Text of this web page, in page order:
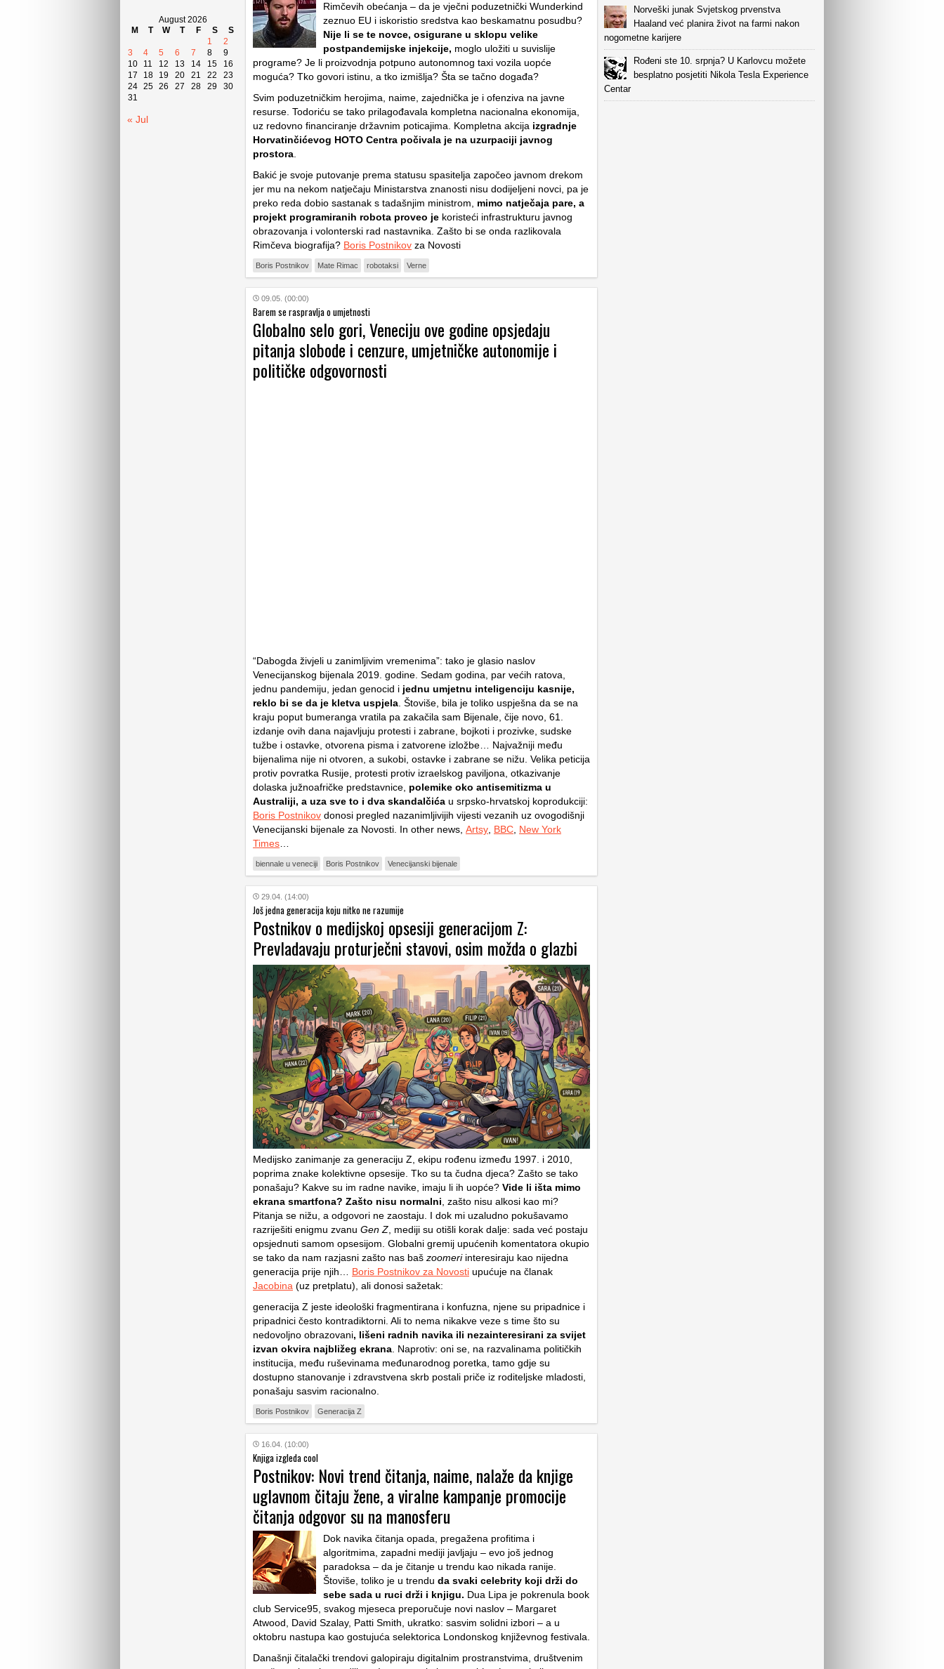
August 2026
M
T W T F S
S
1
2
3
4 5 6 7 8
9
10
11 12 13 14 15
16
17
18 19 20 21 22
23
24 25 26 27 28 29
30
31
« Jul
Rimčevih obećanja – da je vječni poduzetnički Wunderkind
zeznuo EU i iskoristio sredstva kao beskamatnu posudbu?
Nije li se te novce, osigurane u sklopu velike
postpandemijske injekcije, moglo uložiti u suvislije
programe? Je li proizvodnja potpuno autonomnog taxi vozila uopće
moguća? Tko govori istinu, a tko izmišlja? Šta se tačno događa?
Svim poduzetničkim herojima, naime, zajednička je i ofenziva na javne
resurse. Todoriću se tako prilagođavala kompletna nacionalna ekonomija,
uz redovno financiranje državnim poticajima. Kompletna akcija izgradnje
Horvatinčićevog HOTO Centra počivala je na uzurpaciji javnog
prostora
Bakić je svoje putovanje prema statusu spasitelja započeo javnom drekom
jer mu na nekom natječaju Ministarstva znanosti nisu dodijeljeni novci, pa je
preko reda dobio sastanak s tadašnjim ministrom, mimo natječaja pare, a
projekt programiranih robota proveo je koristeći infrastrukturu javnog
obrazovanja i volonterski rad nastavnika. Zašto bi se onda razlikovala
Rimčeva biografija? Boris Postnikov za Novosti
Boris Postnikov Mate Rimac robotaksi Verne
09.05. (00:00)
Barem se raspravlja o umjetnosti
Globalno selo gori, Veneciju ove godine opsjedaju
pitanja slobode i cenzure, umjetničke autonomije i
političke odgovornosti
“Dabogda živjeli u zanimljivim vremenima”: tako je glasio naslov
Venecijanskog bijenala 2019. godine. Sedam godina, par većih ratova,
jednu pandemiju, jedan genocid i jednu umjetnu inteligenciju kasnije,
reklo bi se da je kletva uspjela . Štoviše, bila je toliko uspješna da se na
kraju poput bumeranga vratila pa zakačila sam Bijenale, čije novo, 61.
izdanje ovih dana najavljuju protesti i zabrane, bojkoti i prozivke, sudske
tužbe i ostavke, otvorena pisma i zatvorene izložbe… Najvažniji među
bijenalima nije ni otvoren, a sukobi, ostavke i zabrane se nižu. Velika peticija
protiv povratka Rusije, protesti protiv izraelskog paviljona, otkazivanje
dolaska južnoafričke predstavnice, polemike oko antisemitizma u
Australiji, a uza sve to i dva skandalčića u srpsko-hrvatskoj koprodukciji:
Boris Postnikov donosi pregled nazanimljivijih vijesti vezanih uz ovogodišnji
Venecijanski bijenale za Novosti. In other news, Artsy BBC New York
Times
biennale u veneciji Boris Postnikov Venecijanski bijenale
29.04. (14:00)
Još jedna generacija koju nitko ne razumije
Postnikov o medijskoj opsesiji generacijom Z:
Prevladavaju proturječni stavovi, osim možda o glazbi
Medijsko zanimanje za generaciju Z, ekipu rođenu između 1997. i 2010,
poprima znake kolektivne opsesije. Tko su ta čudna djeca? Zašto se tako
ponašaju? Kakve su im radne navike, imaju li ih uopće? Vide li išta mimo
ekrana smartfona? Zašto nisu normalni , zašto nisu alkosi kao mi?
Pitanja se nižu, a odgovori ne zaostaju. I dok mi uzaludno pokušavamo
razriješiti enigmu zvanu Gen Z , mediji su otišli korak dalje: sada već postaju
opsjednuti samom opsesijom. Globalni gremij upućenih komentatora okupio
se tako da nam razjasni zašto nas baš zoomeriinteresiraju kao nijedna
generacija prije njih… Boris Postnikov za Novosti upućuje na članak
Jacobina (uz pretplatu), ali donosi sažetak:
generacija Z jeste ideološki fragmentirana i konfuzna, njene su pripadnice i
pripadnici često kontradiktorni. Ali to nema nikakve veze s time što su
nedovoljno obrazovani, lišeni radnih navika ili nezainteresirani za svijet
izvan okvira najbližeg ekrana . Naprotiv: oni se, na razvalinama političkih
institucija, među ruševinama međunarodnog poretka, tamo gdje su
dostupno stanovanje i zdravstvena skrb postali priče iz roditeljske mladosti,
ponašaju sasvim racionalno.
Boris Postnikov Generacija Z
16.04. (10:00)
Knjiga izgleda cool
Postnikov: Novi trend čitanja, naime, nalaže da knjige
uglavnom čitaju žene, a viralne kampanje promocije
čitanja odgovor su na manosferu
Dok navika čitanja opada, pregažena profitima i
algoritmima, zapadni mediji javljaju – evo još jednog
paradoksa – da je čitanje u trendu kao nikada ranije.
Štoviše, toliko je u trendu da svaki celebrity koji drži do
sebe sada u ruci drži i knjigu. Dua Lipa je pokrenula book
club Service95, svakog mjeseca preporučuje novi naslov – Margaret
Atwood, David Szalay, Patti Smith, ukratko: sasvim solidni izbori – a u
oktobru nastupa kao gostujuća selektorica Londonskog književnog festivala.
Današnji čitalački trendovi galopiraju digitalnim prostranstvima, društvenim
Norveški junak Svjetskog prvenstva
Haaland već planira život na farmi nakon
nogometne karijere
Rođeni ste 10. srpnja? U Karlovcu možete
besplatno posjetiti Nikola Tesla Experience
Centar